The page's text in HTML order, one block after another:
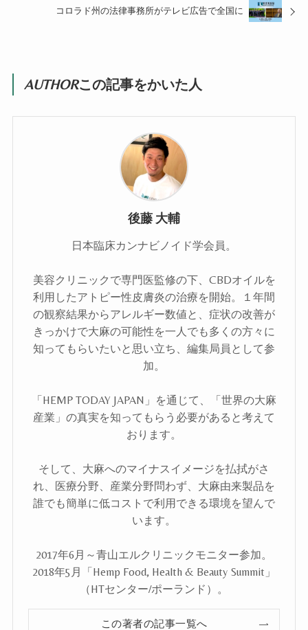
コロラド州の法律事務所がテレビ広告で全国に
AUTHORこの記事をかいた人
後藤 大輔
日本臨床カンナビノイド学会員。
美容クリニックで専門医監修の下、CBDオイルを
利用したアトピー性皮膚炎の治療を開始。１年間
の観察結果からアレルギー数値と、症状の改善が
きっかけで大麻の可能性を一人でも多くの方々に
知ってもらいたいと思い立ち、編集局員として参
加。
「HEMP TODAY JAPAN」を通じて、「世界の大麻
産業」の真実を知ってもらう必要があると考えて
おります。
そして、大麻へのマイナスイメージを払拭がさ
れ、医療分野、産業分野問わず、大麻由来製品を
誰でも簡単に低コストで利用できる環境を望んで
います。
2017年6月～青山エルクリニックモニター参加。
2018年5月「Hemp Food, Health & Beauty Summit」
（HTセンター/ポーランド）。
この著者の記事一覧へ